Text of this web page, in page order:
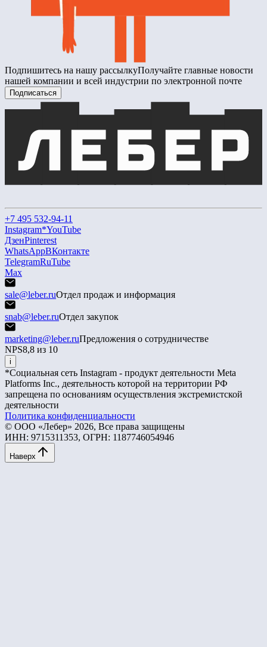
Подпишитесь на нашу рассылкуПолучайте главные новости
нашей компании и всей индустрии по электронной почте
Подписаться
+7 495 532-94-11
Instagram*YouTube
ДзенPinterest
WhatsAppВКонтакте
TelegramRuTube
Max
sale@leber.ruОтдел продаж и информация
snab@leber.ruОтдел закупок
marketing@leber.ruПредложения о сотрудничестве
NPS8,8 из 10
i
*Социальная сеть Instagram - продукт деятельности Meta
Platforms Inc., деятельность которой на территории РФ
запрещена по основаниям осуществления экстремистской
деятельности
Политика конфиденциальности
© ООО «Лебер» 2026, Все права защищены
ИНН: 9715311353, ОГРН: 1187746054946
Наверх